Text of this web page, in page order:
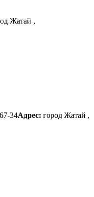
Жатай ,
34Адрес: город Жатай ,